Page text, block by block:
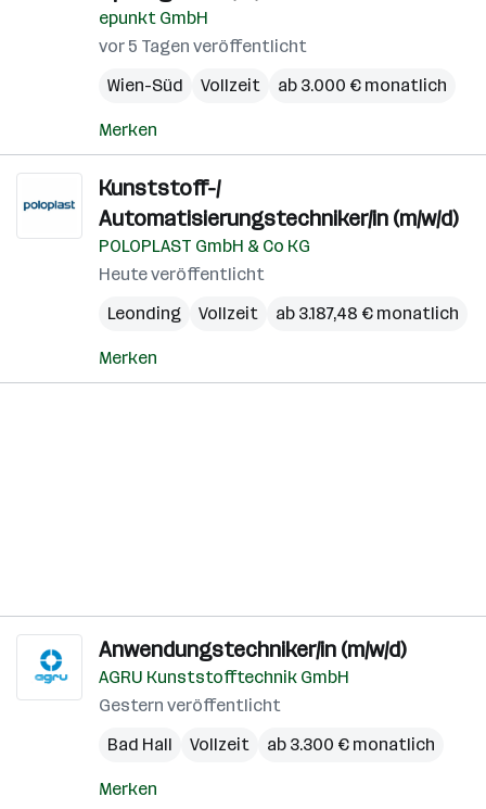
epunkt GmbH
vor 5 Tagen veröffentlicht
Wien-Süd
Vollzeit ab 3.000 € monatlich
Merken
Kunststoff-/
Automatisierungstechniker/in (m/w/d)
POLOPLAST GmbH & Co KG
Heute veröffentlicht
Leonding
Vollzeit ab 3.187,48 € monatlich
Merken
Anwendungstechniker/in (m/w/d)
AGRU Kunststofftechnik GmbH
Gestern veröffentlicht
Bad Hall
Vollzeit ab 3.300 € monatlich
Merken